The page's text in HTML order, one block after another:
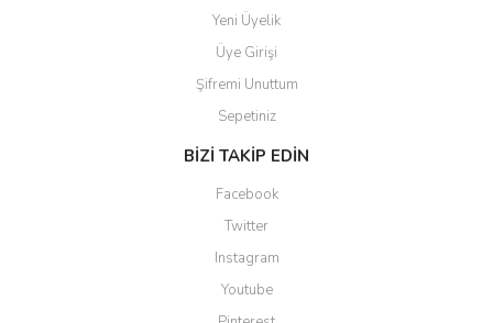
Yeni Üyelik
Üye Girişi
Şifremi Unuttum
Sepetiniz
BİZİ TAKİP EDİN
Facebook
Twitter
Instagram
Youtube